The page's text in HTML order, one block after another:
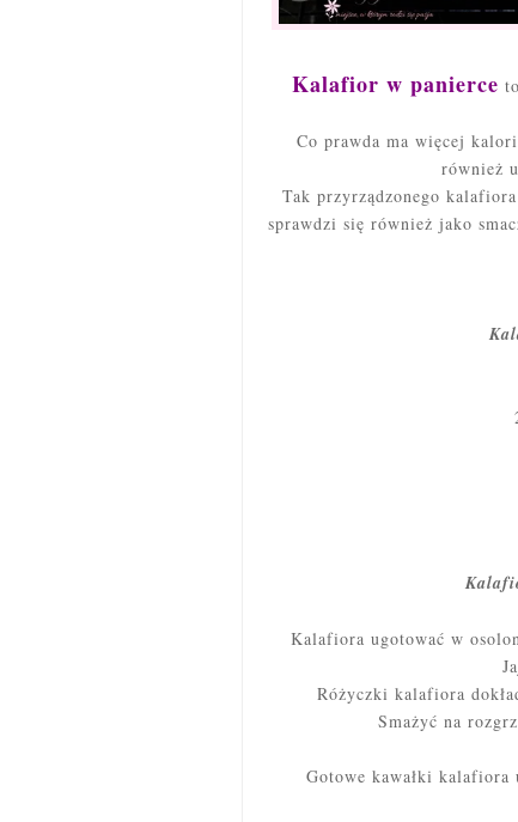
Kalafior w panierce
Co prawda ma więcej
również
Tak przyrządzonego
sprawdzi się również jako
Kalafiora ugotować w
Różyczki kalafiora
Smażyć na
Gotowe kawałki kalafiora